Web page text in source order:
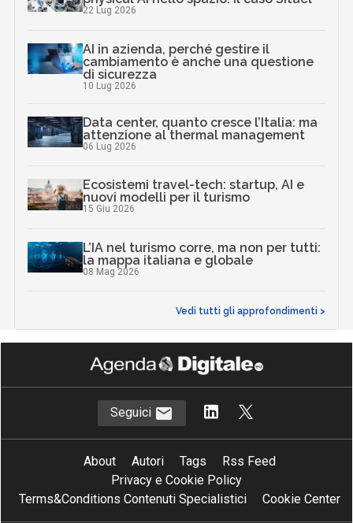
22 Lug 2026
AI in azienda, perché gestire il
cambiamento è anche una questione
di sicurezza
10 Lug 2026
Data center, quanto cresce l’Italia: ma
attenzione al thermal management
06 Lug 2026
Ecosistemi travel-tech: startup, AI e
nuovi modelli per il turismo
15 Giu 2026
L’IA nel turismo corre, ma non per tutti:
la mappa italiana e globale
08 Mag 2026
Vedi tutti gli approfondimenti >
Seguici
About Autori Tags
Rss Feed
Privacy e Cookie Policy
Terms&Conditions Contenuti Specialistici
Cookie Center